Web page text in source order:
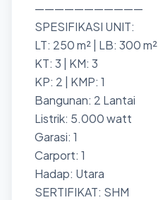
———————————
SPESIFIKASI UNIT:
LT: 250 m² | LB: 300 m²
KT: 3 | KM: 3
KP: 2 | KMP: 1
Bangunan: 2 Lantai
Listrik: 5.000 watt
Garasi: 1
Carport: 1
Hadap: Utara
SERTIFIKAT: SHM